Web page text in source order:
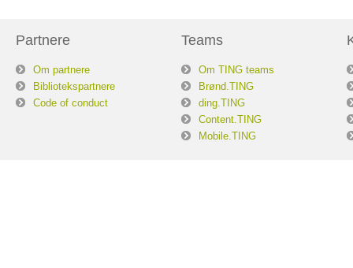
Partnere
Om partnere
Bibliotekspartnere
Code of conduct
Teams
Om TING teams
Brønd.TING
ding.TING
Content.TING
Mobile.TING